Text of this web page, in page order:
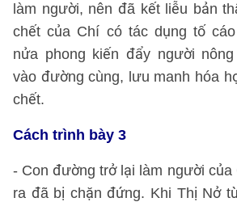
làm người, nên đã kết liễu bản
chết của Chí có tác dụng tố
nửa phong kiến đẩy người
vào đường cùng, lưu manh hóa
chết.
Cách trình bày 3
- Con đường trở lại làm người của
ra đã bị chặn đứng. Khi Thị Nở